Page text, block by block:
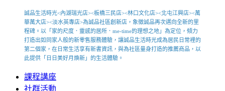
誠品生活時光<內湖瑞光店><板橋三民店><林口文化店><北屯江興店><萬
華萬大店><淡水英專店>為誠品社區創新店，象徵誠品再次邁向全新的里
程碑。以「家的尺度．靈感的居所．me-time的理想之地」為定位，傾力
打造出如同家人般的新零售服務體驗，讓誠品生活時光成為居民日常裡的
第二個家，在日常生活享有新書資訊，與為社區量身打造的推薦商品，以
此提供「日日美好月煥新」的生活體驗。
課程講座
社群活動